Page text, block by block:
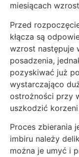
miesiącach
Przed
kłącza są
wzrost następuje
posadzenia,
pozyskiwać już
wystarczająco
ostrożności przy
uszkodzić
Proces zbierania
imbiru należy
można je umyć i